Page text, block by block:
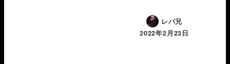
レバ兄
2022年2月23日